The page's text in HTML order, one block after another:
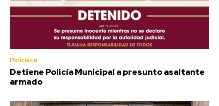
Policiaca
Detiene Policía Municipal a presunto asaltante
armado